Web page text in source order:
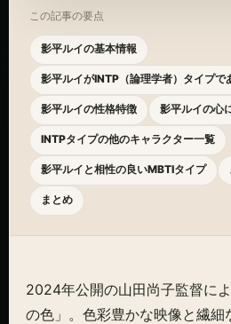
この記事の要点
影平ルイの基本情報
影平ルイがINTP（論理学者）タイプで
影平ルイの性格特徴 影平ルイの心
INTPタイプの他のキャラクター一覧
影平ルイと相性の良いMBTIタイプ
まとめ
2024年公開の山田尚子監督に
の色」。色彩豊かな映像と繊細